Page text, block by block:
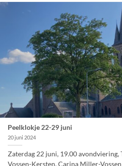
Peelklokje 22-29 juni
20 juni 2024
Zaterdag 22 juni, 19.00 avondviering,
Vossen-Kersten, Carina Miller-